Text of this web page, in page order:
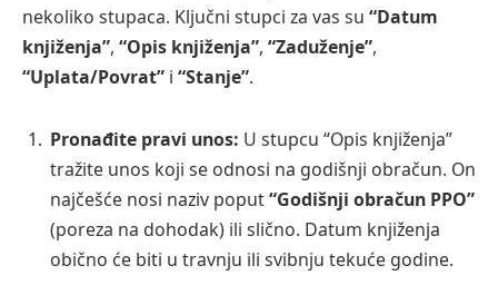
nekoliko stupaca. Ključni stupci za vas su “Datum
knjiženja”, “Opis knjiženja”, “Zaduženje”,
“Uplata/Povrat” i “Stanje”.
Pronađite pravi unos: U stupcu “Opis knjiženja”
tražite unos koji se odnosi na godišnji obračun. On
najčešće nosi naziv poput“Godišnji obračun PPO”
(poreza na dohodak) ili slično. Datum knjiženja
obično će biti u travnju ili svibnju tekuće godine.